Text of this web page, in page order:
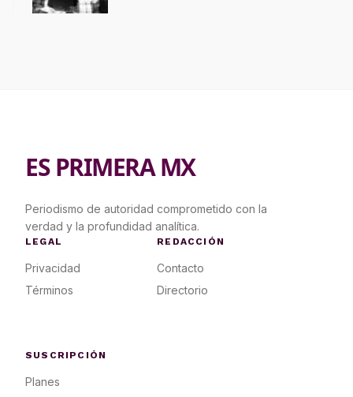
ES PRIMERA MX
Periodismo de autoridad comprometido con la
verdad y la profundidad analítica.
LEGAL
Privacidad
Términos
REDACCIÓN
Contacto
Directorio
SUSCRIPCIÓN
Planes